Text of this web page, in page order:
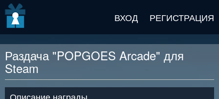
ВХОД РЕГИСТРАЦИЯ
Раздача "POPGOES Arcade" для
Steam